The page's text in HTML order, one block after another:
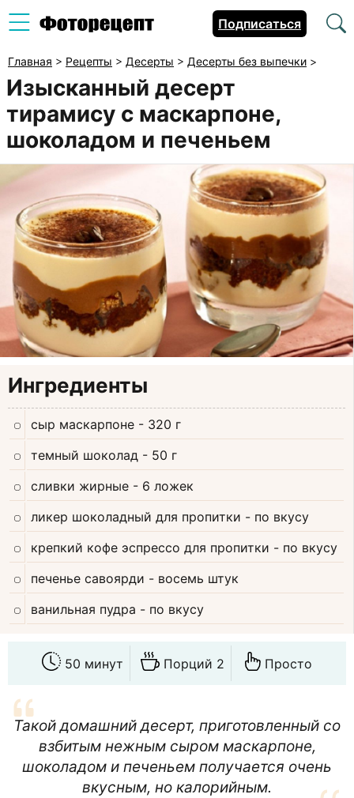
Подписаться
Главная > Рецепты > Десерты > Десерты без выпечки >
Изысканный десерт
тирамису с маскарпоне,
шоколадом и печеньем
Ингредиенты
сыр маскарпоне - 320 г
темный шоколад - 50 г
сливки жирные - 6 ложек
ликер шоколадный для пропитки - по вкусу
крепкий кофе эспрессо для пропитки - по вкусу
печенье савоярди - восемь штук
ванильная пудра - по вкусу
50 минут Порций 2 Просто
Такой домашний десерт, приготовленный со
взбитым нежным сыром маскарпоне,
шоколадом и печеньем получается очень
вкусным, но калорийным.